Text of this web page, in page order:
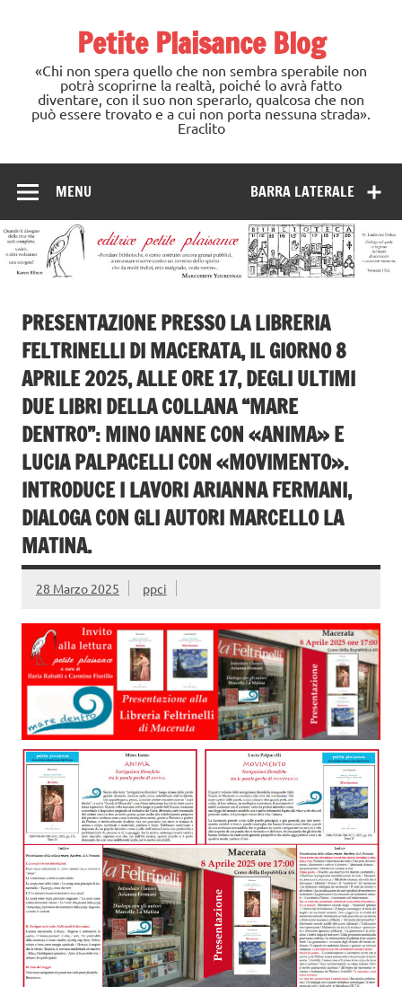
Petite Plaisance Blog
«Chi non spera quello che non sembra sperabile non
potrà scoprirne la realtà, poiché lo avrà fatto
diventare, con il suo non sperarlo, qualcosa che non
può essere trovato e a cui non porta nessuna strada».
Eraclito
BARRA LATERALE
MENU
PRESENTAZIONE PRESSO LA LIBRERIA
FELTRINELLI DI MACERATA, IL GIORNO 8
APRILE 2025, ALLE ORE 17, DEGLI ULTIMI
DUE LIBRI DELLA COLLANA “MARE
DENTRO”: MINO IANNE CON «ANIMA» E
LUCIA PALPACELLI CON «MOVIMENTO».
INTRODUCE I LAVORI ARIANNA FERMANI,
DIALOGA CON GLI AUTORI MARCELLO LA
MATINA.
28 Marzo 2025 ppci